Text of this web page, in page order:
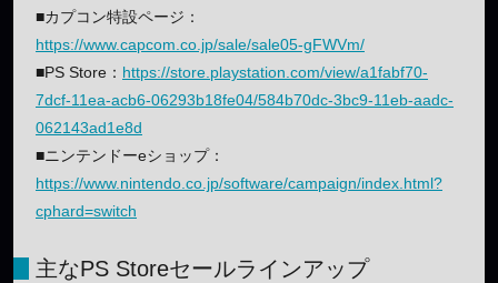
■カプコン特設ページ：
https://www.capcom.co.jp/sale/sale05-gFWVm/
■PS Store： https://store.playstation.com/view/a1fabf70-
7dcf-11ea-acb6-06293b18fe04/584b70dc-3bc9-11eb-aadc-
062143ad1e8d
■ニンテンドーeショップ：
https://www.nintendo.co.jp/software/campaign/index.html?
cphard=switch
主なPS Storeセールラインアップ